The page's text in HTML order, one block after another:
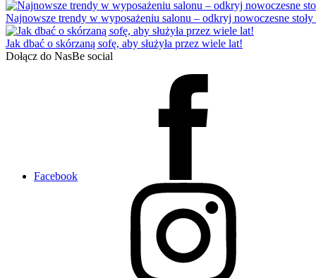
Najnowsze trendy w wyposażeniu salonu – odkryj nowoczesne
Jak dbać o skórzaną sofę, aby służyła przez wiele lat!
Dołącz do NasBe social
Facebook